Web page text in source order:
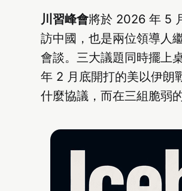
川習峰會將於 2026 年 5
訪中國，也是兩位領導人
會談。三大議題同時擺上
年 2 月底開打的美以伊朗
什麼協議，而在三組脆弱